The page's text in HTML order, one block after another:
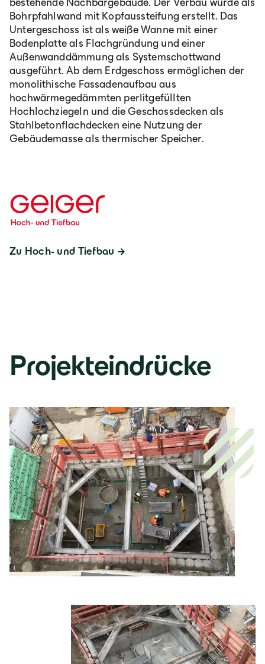
Zu Hoch- und Tiefbau
bestehende Nachbargebäude. Der Verbau wurde als
Bohrpfahlwand mit Kopfaussteifung erstellt. Das
Untergeschoss ist als weiße Wanne mit einer
Bodenplatte als Flachgründung und einer
Außenwanddämmung als Systemschottwand
ausgeführt. Ab dem Erdgeschoss ermöglichen der
monolithische Fassadenaufbau aus
hochwärmegedämmten perlitgefüllten
Hochlochziegeln und die Geschossdecken als
Stahlbetonflachdecken eine Nutzung der
Gebäudemasse als thermischer Speicher.
Projekteindrücke